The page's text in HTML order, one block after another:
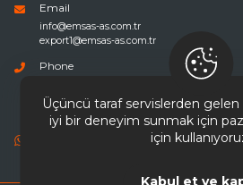
Email
info@emsas-as.com.tr
export1@emsas-as.com.tr
Phone
236 214 03 97
236 214 03 98
Üçüncü taraf servislerden gelen
iyi bir deneyim sunmak için
için
Kabul et ve